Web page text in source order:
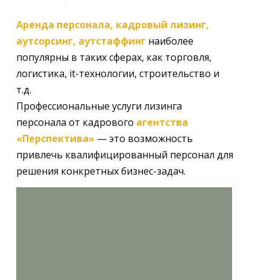
Аренда персонала, кадровый лизинг,
аутсорсинг, аутстаффинг наиболее
популярны в таких сферах, как торговля,
логистика, it-технологии, строительство и
т.д.
Профессиональные услуги лизинга
персонала от кадрового агентства
«Перспектива» — это возможность
привлечь квалифицированный персонал для
решения конкретных бизнес-задач.